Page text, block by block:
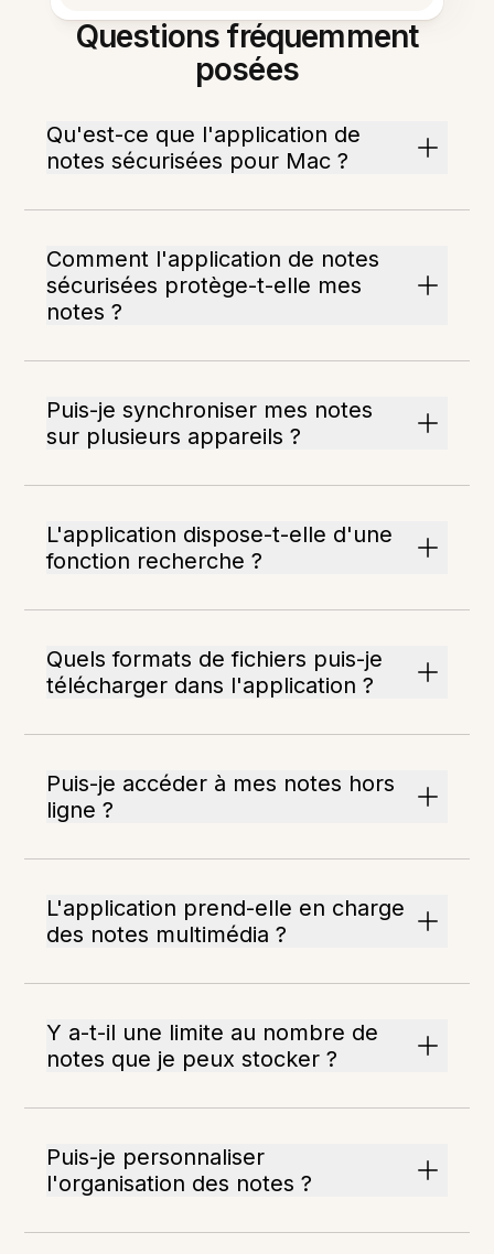
Questions fréquemment
posées
Qu'est-ce que l'application de
notes sécurisées pour Mac ?
Comment l'application de notes
sécurisées protège-t-elle mes
notes ?
Puis-je synchroniser mes notes
sur plusieurs appareils ?
L'application dispose-t-elle d'une
fonction recherche ?
Quels formats de fichiers puis-je
télécharger dans l'application ?
Puis-je accéder à mes notes hors
ligne ?
L'application prend-elle en charge
des notes multimédia ?
Y a-t-il une limite au nombre de
notes que je peux stocker ?
Puis-je personnaliser
l'organisation des notes ?